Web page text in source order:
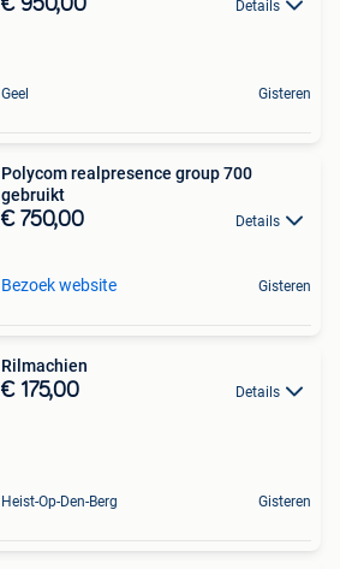
€ 950,00 Details
Geel Gisteren
Polycom realpresence group 700
gebruikt
€ 750,00 Details
Bezoek website Gisteren
Rilmachien
€ 175,00 Details
Heist-Op-Den-Berg Gisteren